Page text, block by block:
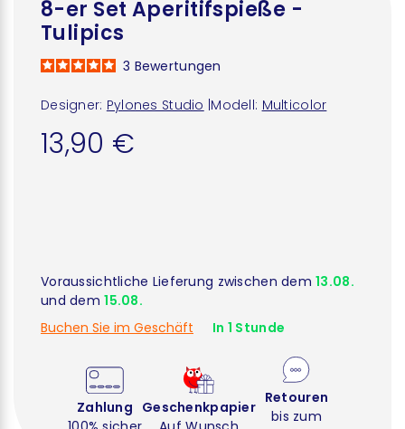
8-er Set Aperitifspieße -
Tulipics
Designer: Pylones Studio Modell: Multicolor
3 Bewertungen
13,90 €
Voraussichtliche Lieferung zwischen dem13.08.
und dem15.08.
Buchen Sie im Geschäft
In 1 Stunde
Zahlung Geschenkpapier
Retouren
bis zum